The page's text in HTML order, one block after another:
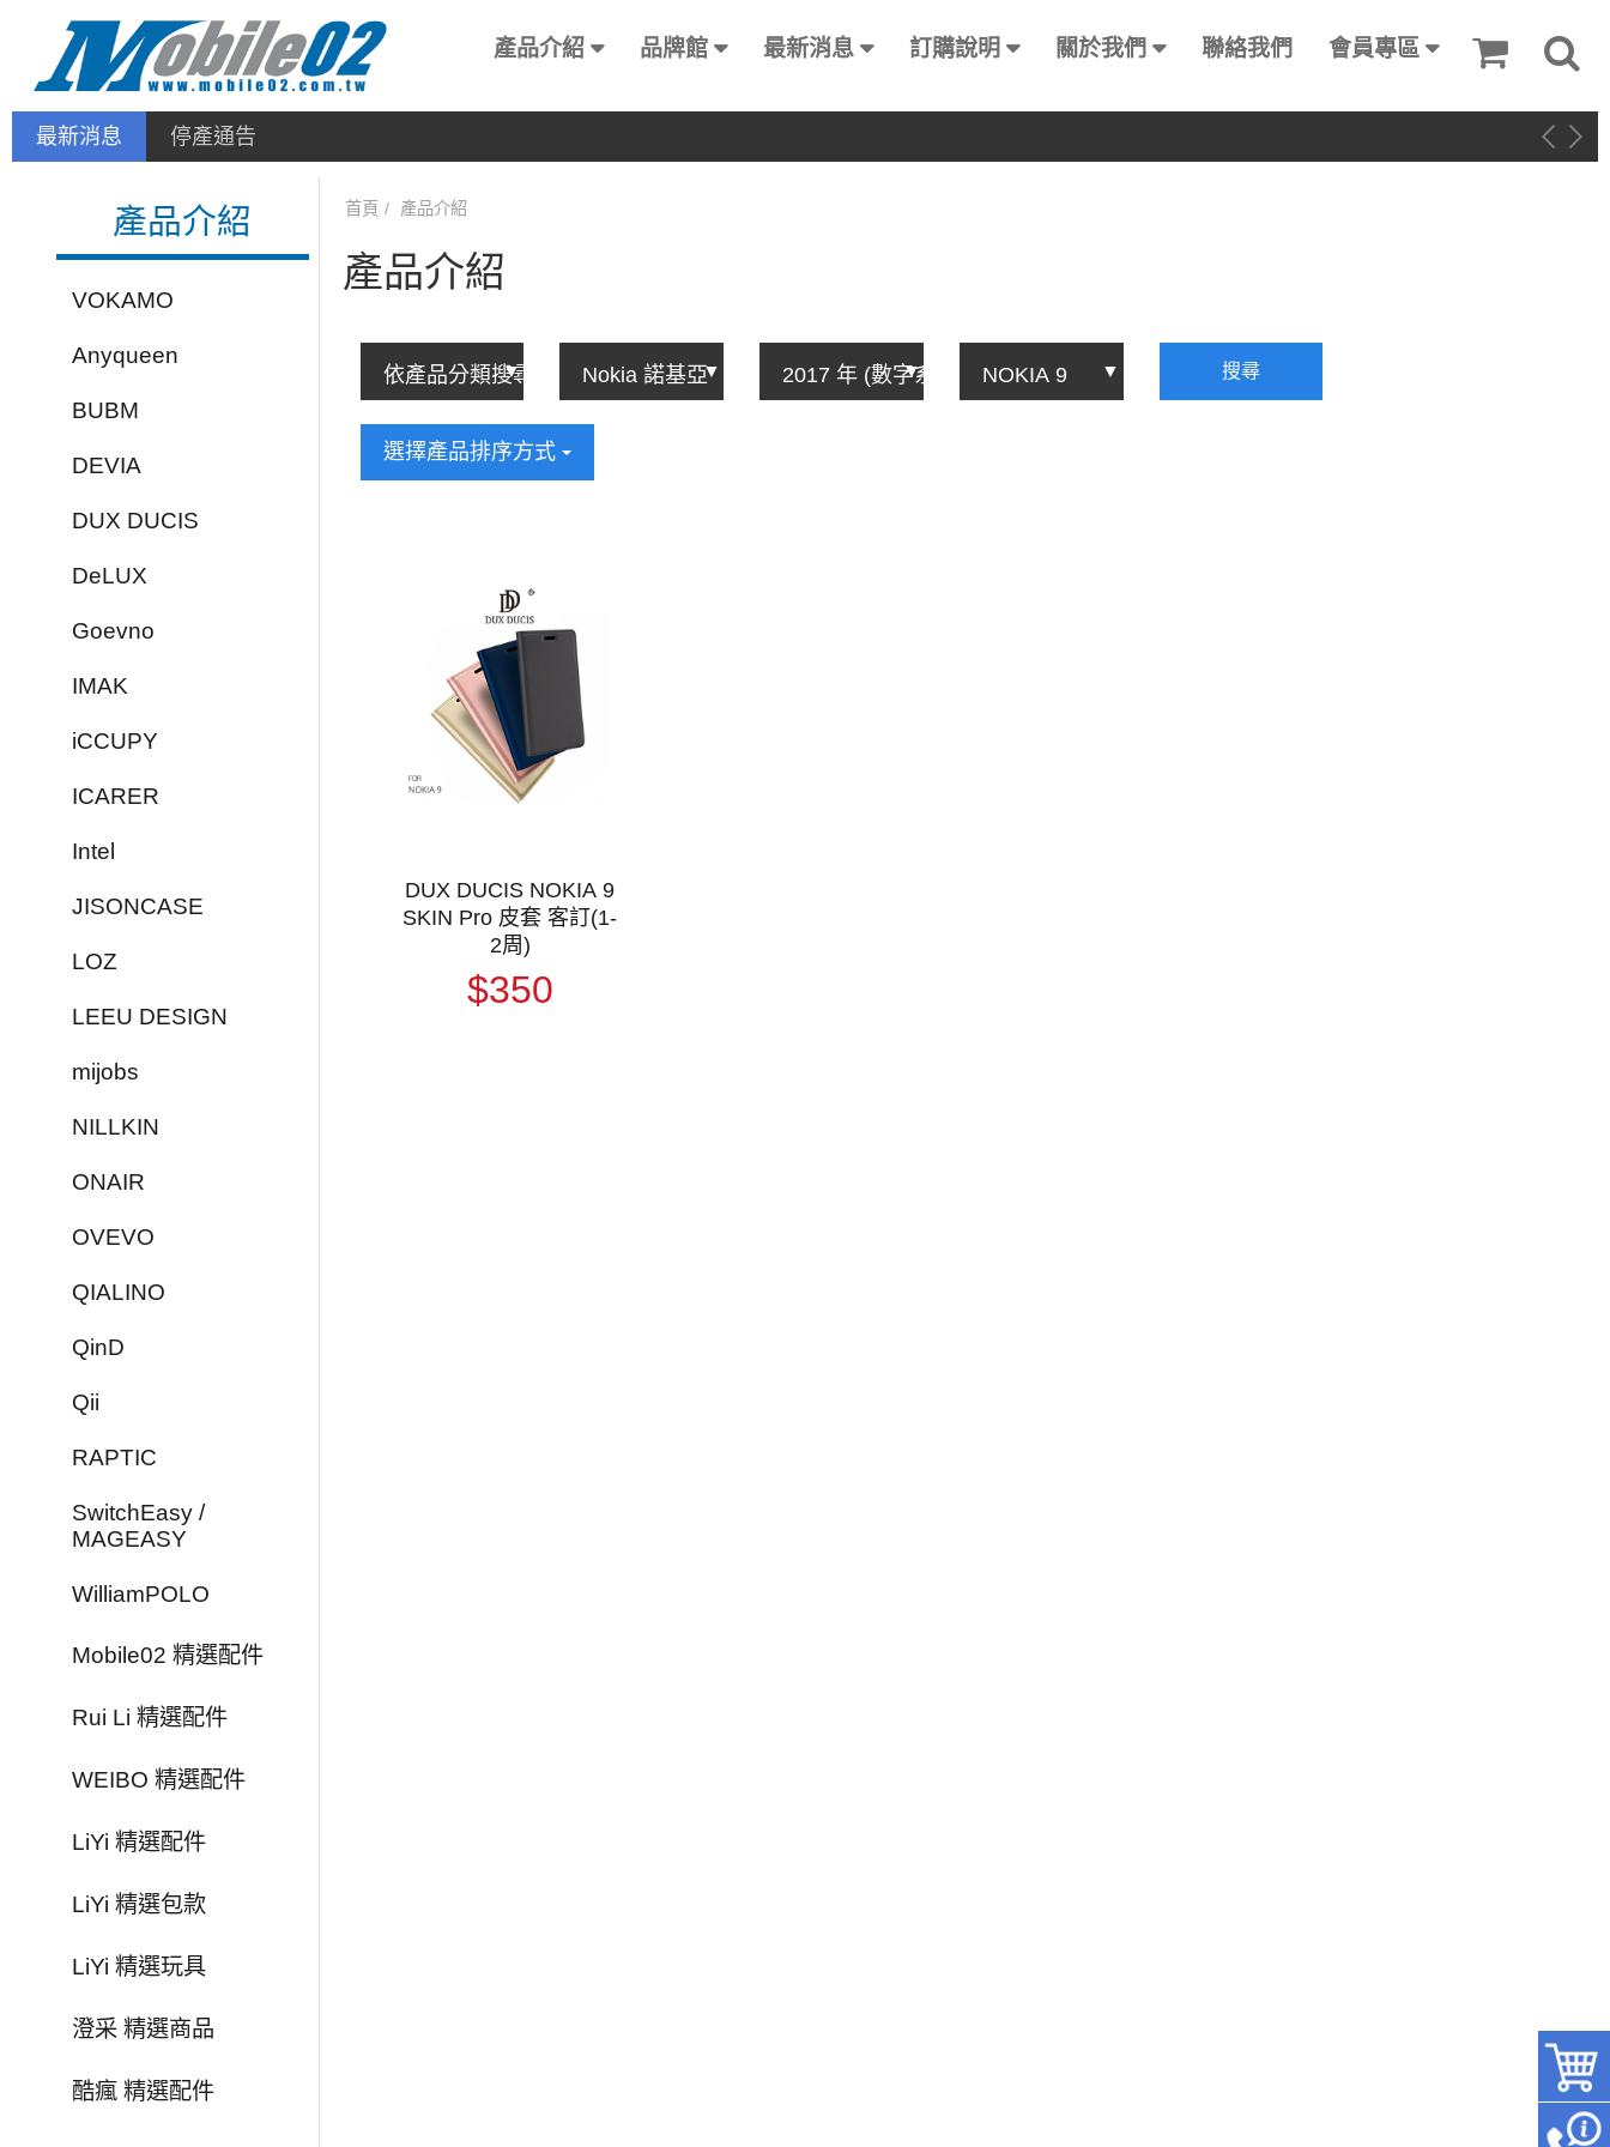
產品介紹 品牌館 最新消息 訂購說明 關於我們 聯絡我們 會員專區
最新消息 停產通告
產品介紹
VOKAMO
Anyqueen
BUBM
DEVIA
DUX DUCIS
DeLUX
Goevno
IMAK
iCCUPY
ICARER
Intel
JISONCASE
LOZ
LEEU DESIGN
mijobs
NILLKIN
ONAIR
OVEVO
QIALINO
QinD
Qii
RAPTIC
SwitchEasy /
MAGEASY
WilliamPOLO
Mobile02 精選配件
Rui Li 精選配件
WEIBO 精選配件
LiYi 精選配件
LiYi 精選包款
LiYi 精選玩具
澄采 精選商品
酷瘋 精選配件
首頁 產品介紹
產品介紹
搜尋
選擇產品排序方式
DUX DUCIS NOKIA 9
SKIN Pro 皮套 客訂(1-
2周)
$350